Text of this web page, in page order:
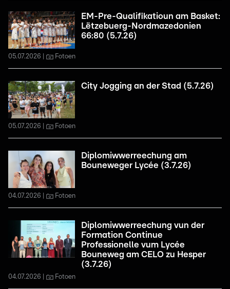
EM-Pre-Qualifikatioun am Basket:
Lëtzebuerg-Nordmazedonien
66:80 (5.7.26)
05.07.2026 Fotoen
City Jogging an der Stad (5.7.26)
05.07.2026 Fotoen
Diplomiwwerreechung am
Bouneweger Lycée (3.7.26)
04.07.2026 Fotoen
Diplomiwwerreechung vun der
Formation Continue
Professionelle vum Lycée
Bouneweg am CELO zu Hesper
(3.7.26)
04.07.2026 Fotoen